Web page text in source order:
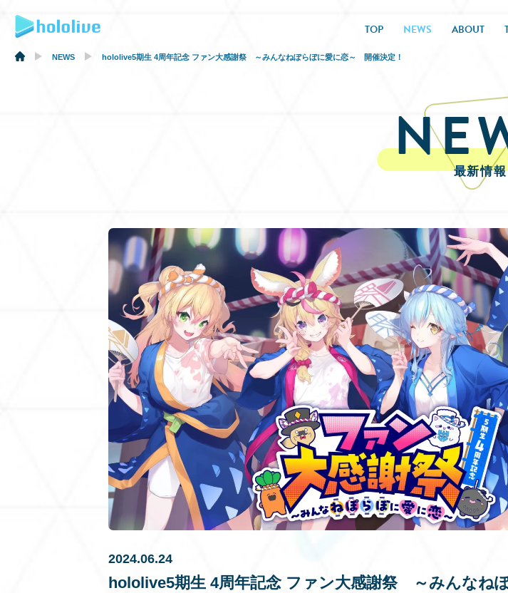
TOP NEWS ABOUT
NEWS hololive5期生 4周年記念 ファン大感謝祭 ～みんなねぽらぼに愛に恋～ 開催決定！
最新情報
2024.06.24
hololive5期生 4周年記念 ファン大感謝祭 ～みんなね